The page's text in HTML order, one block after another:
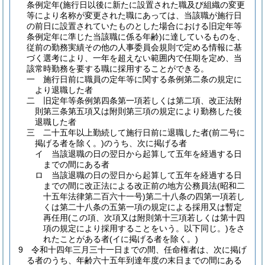
条例定年(施行日以後に新たに設置された職及び組織の変更
等により名称が変更された職にあっては、当該職が施行日
の前日に設置されていたものとした場合における旧定年等
条例定年に準じた当該職に係る年齢)に達しているものを、
従前の勤務実績その他の人事委員会規則で定める情報に基
づく選考により、一年を超えない範囲内で任期を定め、当
該常時勤務を要する職に採用することができる。
一
施行日前に職員の定年等に関する条例第二条の規定に
より退職した者
二
旧定年等条例第四条第一項若しくは第二項、改正法附
則第三条第五項又は附則第三項の規定により勤務した後
退職した者
三
二十五年以上勤続して施行日前に退職した者(前二号に
掲げる者を除く。)のうち、次に掲げる者
イ
当該退職の日の翌日から起算して五年を経過する日
までの間にある者
ロ
当該退職の日の翌日から起算して五年を経過する日
までの間に改正法による改正前の地方公務員法(昭和二
十五年法律第二百六十一号)第二十八条の四第一項若し
くは第二十八条の五第一項の規定による採用又は暫定
再任用(この項、次項又は附則第十三項若しくは第十四
項の規定により採用することをいう。以下同じ。)をさ
れたことがある者(イに掲げる者を除く。)
9
令和十四年三月三十一日までの間、任命権者は、次に掲げ
る者のうち、年齢六十五年到達年度の末日までの間にある